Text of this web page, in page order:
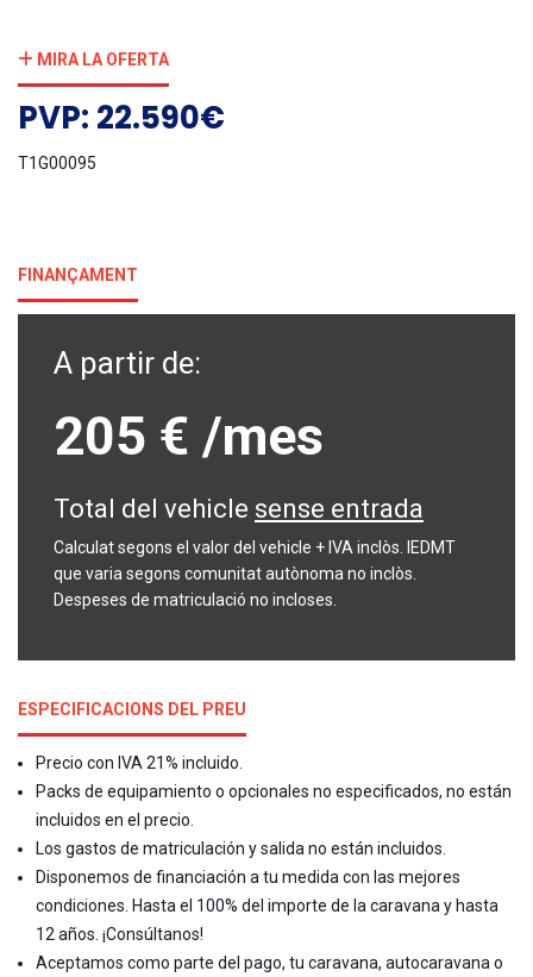
MIRA LA OFERTA
PVP: 22.590€
T1G00095
FINANÇAMENT
A partir de:
205 € /mes
Total del vehicle sense entrada
Calculat segons el valor del vehicle + IVA inclòs. IEDMT
que varia segons comunitat autònoma no inclòs.
Despeses de matriculació no incloses.
ESPECIFICACIONS DEL PREU
Precio con IVA 21% incluido.
Packs de equipamiento o opcionales no especificados, no están
incluidos en el precio.
Los gastos de matriculación y salida no están incluidos.
Disponemos de financiación a tu medida con las mejores
condiciones. Hasta el 100% del importe de la caravana y hasta
12 años. ¡Consúltanos!
Aceptamos como parte del pago, tu caravana, autocaravana o